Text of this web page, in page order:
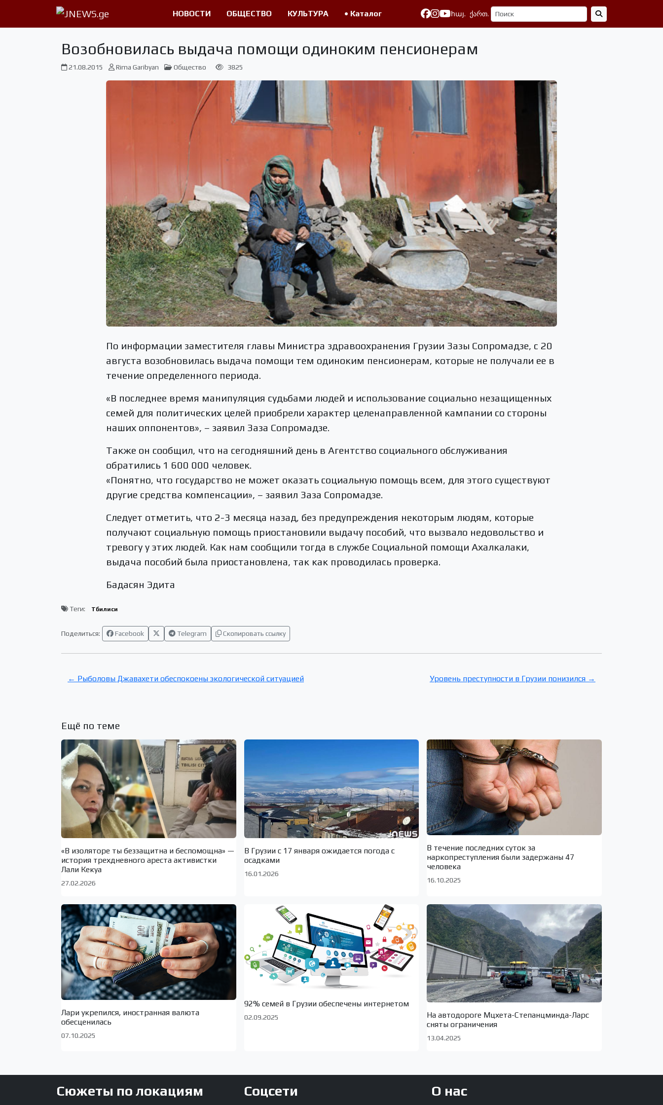
НОВОСТИ ОБЩЕСТВО КУЛЬТУРА • Каталог հայ. ქართ.
Возобновилась выдача помощи одиноким пенсионерам
21.08.2015 Rima Garibyan Общество 3825
По информации заместителя главы Министра здравоохранения Грузии Зазы Сопромадзе, с 20
августа возобновилась выдача помощи тем одиноким пенсионерам, которые не получали ее в
течение определенного периода.
«В последнее время манипуляция судьбами людей и использование социально незащищенных
семей для политических целей приобрели характер целенаправленной кампании со стороны
наших оппонентов», – заявил Заза Сопромадзе.
Также он сообщил, что на сегодняшний день в Агентство социального обслуживания
обратились 1 600 000 человек.
«Понятно, что государство не может оказать социальную помощь всем, для этого существуют
другие средства компенсации», – заявил Заза Сопромадзе.
Следует отметить, что 2-3 месяца назад, без предупреждения некоторым людям, которые
получают социальную помощь приостановили выдачу пособий, что вызвало недовольство и
тревогу у этих людей. Как нам сообщили тогда в службе Социальной помощи Ахалкалаки,
выдача пособий была приостановлена, так как проводилась проверка.
Бадасян Эдита
Теги: Тбилиси
Поделиться: Facebook Telegram Скопировать ссылку
← Рыболовы Джавахети обеспокоены экологической ситуацией Уровень преступности в Грузии понизился →
Ещё по теме
«В изоляторе ты беззащитна и беспомощна» —
история трехдневного ареста активистки
Лали Кекуа
27.02.2026
В Грузии с 17 января ожидается погода с
осадками
16.01.2026
В течение последних суток за
наркопреступления были задержаны 47
человека
16.10.2025
Лари укрепился, иностранная валюта
обесценилась
07.10.2025
92% семей в Грузии обеспечены интернетом
02.09.2025
На автодороге Мцхета-Степанцминда-Ларс
сняты ограничения
13.04.2025
Сюжеты по локациям Соцсети О нас